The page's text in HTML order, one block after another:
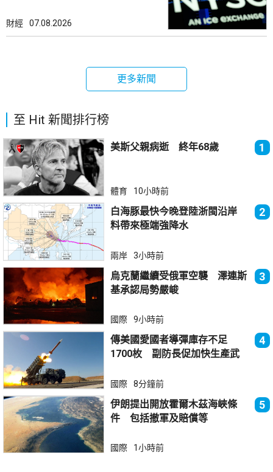
財經 07.08.2026
更多新聞
至 Hit 新聞排行榜
美斯父親病逝 終年68歲 1
體育 10小時前
白海豚最快今晚登陸浙閩沿岸
料帶來極端強降水
2
兩岸 3小時前
烏克蘭繼續受俄軍空襲 澤連斯
基承認局勢嚴峻
3
國際 9小時前
傳美國愛國者導彈庫存不足
1700枚 副防長促加快生產武
4
國際 8分鐘前
伊朗提出開放霍爾木茲海峽條
件 包括撤軍及賠償等
5
國際 1小時前